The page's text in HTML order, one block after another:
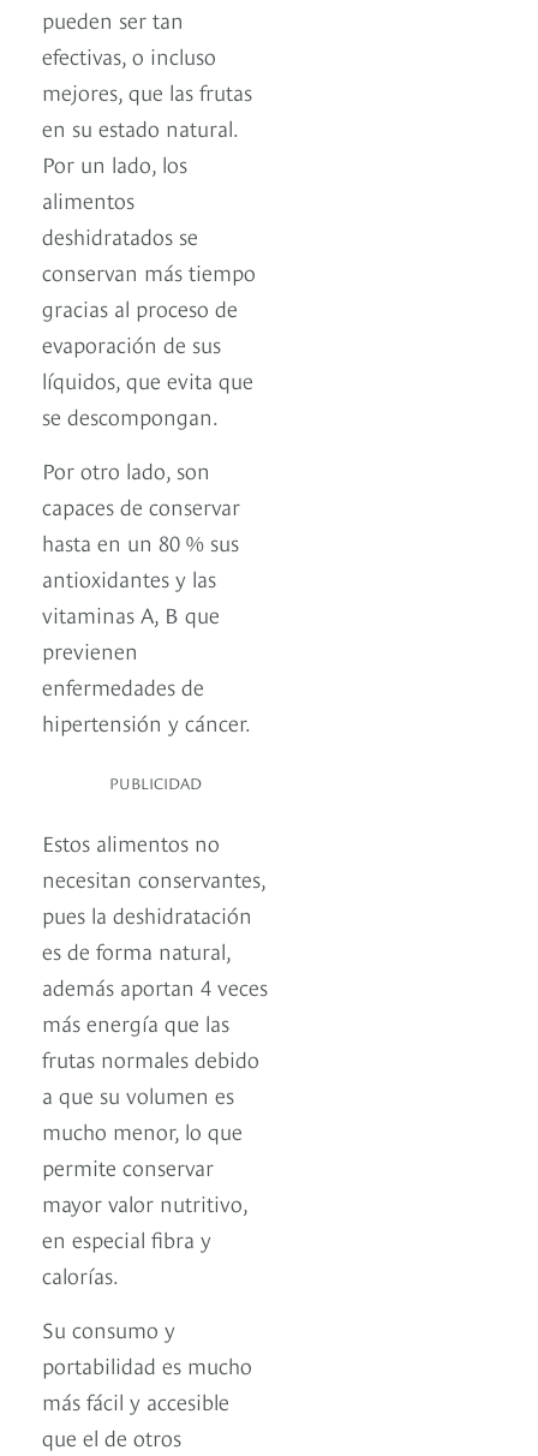
pueden ser tan
efectivas, o incluso
mejores, que las frutas
en su estado natural.
Por un lado, los
alimentos
deshidratados se
conservan más tiempo
gracias al proceso de
evaporación de sus
líquidos, que evita que
se descompongan.
Por otro lado, son
capaces de conservar
hasta en un 80 % sus
antioxidantes y las
vitaminas A, B que
previenen
enfermedades de
hipertensión y cáncer.
PUBLICIDAD
Estos alimentos no
necesitan conservantes,
pues la deshidratación
es de forma natural,
además aportan 4 veces
más energía que las
frutas normales debido
a que su volumen es
mucho menor, lo que
permite conservar
mayor valor nutritivo,
en especial fibra y
calorías.
Su consumo y
portabilidad es mucho
más fácil y accesible
que el de otros